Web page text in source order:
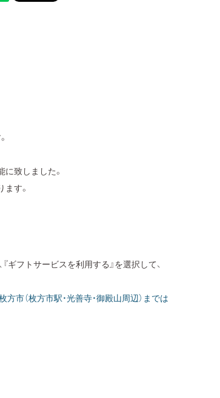
致しました。
す。
ギフトサービスを利用する』を選択して、
方市（枚方市駅・光善寺・御殿山周辺）までは